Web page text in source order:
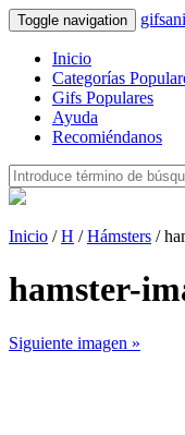
Toggle navigation
Inicio
Categorías
Gifs Populares
Ayuda
Recomiéndanos
Inicio /H /Hámsters /
hamster-
Siguiente imagen »